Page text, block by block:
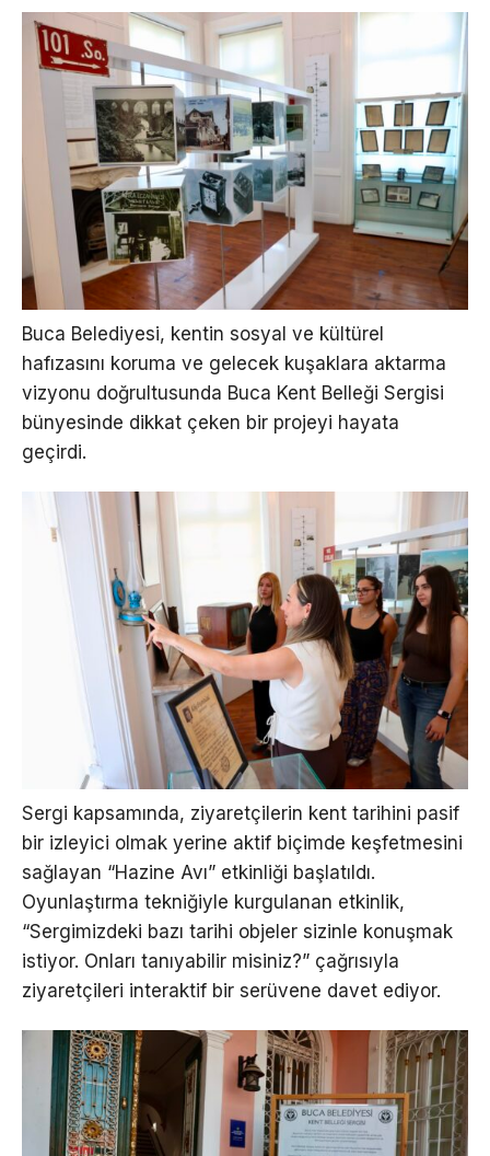
Buca Belediyesi, kentin sosyal ve kültürel
hafızasını koruma ve gelecek kuşaklara aktarma
vizyonu doğrultusunda Buca Kent Belleği Sergisi
bünyesinde dikkat çeken bir projeyi hayata
geçirdi.
Sergi kapsamında, ziyaretçilerin kent tarihini pasif
bir izleyici olmak yerine aktif biçimde keşfetmesini
sağlayan “Hazine Avı” etkinliği başlatıldı.
Oyunlaştırma tekniğiyle kurgulanan etkinlik,
“Sergimizdeki bazı tarihi objeler sizinle konuşmak
istiyor. Onları tanıyabilir misiniz?” çağrısıyla
ziyaretçileri interaktif bir serüvene davet ediyor.